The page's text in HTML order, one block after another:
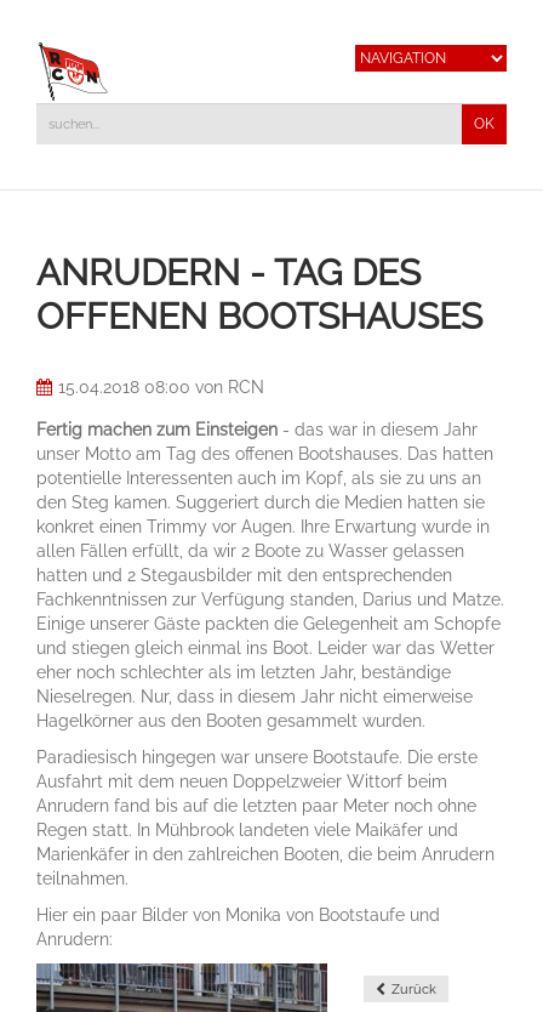
ANRUDERN - TAG DES
OFFENEN BOOTSHAUSES
15.04.2018 08:00 von RCN
Fertig machen zum Einsteigen - das war in diesem Jahr
unser Motto am Tag des offenen Bootshauses. Das hatten
potentielle Interessenten auch im Kopf, als sie zu uns an
den Steg kamen. Suggeriert durch die Medien hatten sie
konkret einen Trimmy vor Augen. Ihre Erwartung wurde in
allen Fällen erfüllt, da wir 2 Boote zu Wasser gelassen
hatten und 2 Stegausbilder mit den entsprechenden
Fachkenntnissen zur Verfügung standen, Darius und Matze.
Einige unserer Gäste packten die Gelegenheit am Schopfe
und stiegen gleich einmal ins Boot. Leider war das Wetter
eher noch schlechter als im letzten Jahr, beständige
Nieselregen. Nur, dass in diesem Jahr nicht eimerweise
Hagelkörner aus den Booten gesammelt wurden.
Paradiesisch hingegen war unsere Bootstaufe. Die erste
Ausfahrt mit dem neuen Doppelzweier Wittorf beim
Anrudern fand bis auf die letzten paar Meter noch ohne
Regen statt. In Mühbrook landeten viele Maikäfer und
Marienkäfer in den zahlreichen Booten, die beim Anrudern
teilnahmen.
Hier ein paar Bilder von Monika von Bootstaufe und
Anrudern:
Zurück